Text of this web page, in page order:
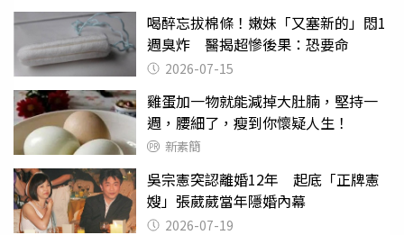
喝醉忘拔棉條！嫩妹「又塞新的」悶1
週臭炸 醫揭超慘後果：恐要命
2026-07-15
雞蛋加一物就能減掉大肚腩，堅持一
週，腰細了，瘦到你懷疑人生！
新素簡
吳宗憲突認離婚12年 起底「正牌憲
嫂」張葳葳當年隱婚內幕
2026-07-19